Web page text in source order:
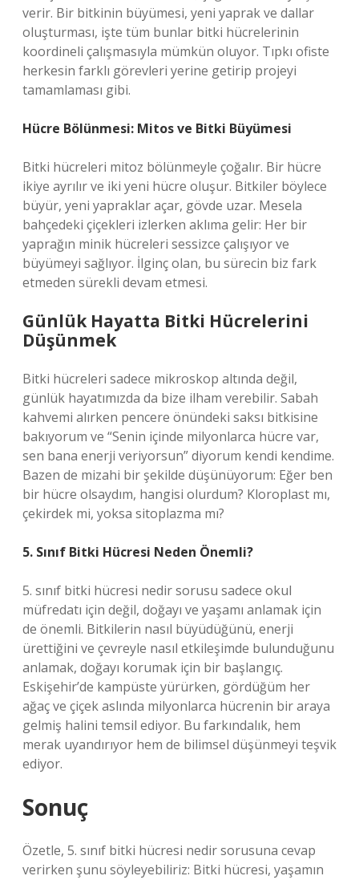
verir. Bir bitkinin büyümesi, yeni yaprak ve dallar
oluşturması, işte tüm bunlar bitki hücrelerinin
koordineli çalışmasıyla mümkün oluyor. Tıpkı ofiste
herkesin farklı görevleri yerine getirip projeyi
tamamlaması gibi.
Hücre Bölünmesi: Mitos ve Bitki Büyümesi
Bitki hücreleri mitoz bölünmeyle çoğalır. Bir hücre
ikiye ayrılır ve iki yeni hücre oluşur. Bitkiler böylece
büyür, yeni yapraklar açar, gövde uzar. Mesela
bahçedeki çiçekleri izlerken aklıma gelir: Her bir
yaprağın minik hücreleri sessizce çalışıyor ve
büyümeyi sağlıyor. İlginç olan, bu sürecin biz fark
etmeden sürekli devam etmesi.
Günlük Hayatta Bitki Hücrelerini
Düşünmek
Bitki hücreleri sadece mikroskop altında değil,
günlük hayatımızda da bize ilham verebilir. Sabah
kahvemi alırken pencere önündeki saksı bitkisine
bakıyorum ve “Senin içinde milyonlarca hücre var,
sen bana enerji veriyorsun” diyorum kendi kendime.
Bazen de mizahi bir şekilde düşünüyorum: Eğer ben
bir hücre olsaydım, hangisi olurdum? Kloroplast mı,
çekirdek mi, yoksa sitoplazma mı?
5. Sınıf Bitki Hücresi Neden Önemli?
5. sınıf bitki hücresi nedir sorusu sadece okul
müfredatı için değil, doğayı ve yaşamı anlamak için
de önemli. Bitkilerin nasıl büyüdüğünü, enerji
ürettiğini ve çevreyle nasıl etkileşimde bulunduğunu
anlamak, doğayı korumak için bir başlangıç.
Eskişehir’de kampüste yürürken, gördüğüm her
ağaç ve çiçek aslında milyonlarca hücrenin bir araya
gelmiş halini temsil ediyor. Bu farkındalık, hem
merak uyandırıyor hem de bilimsel düşünmeyi teşvik
ediyor.
Sonuç
Özetle, 5. sınıf bitki hücresi nedir sorusuna cevap
verirken şunu söyleyebiliriz: Bitki hücresi, yaşamın